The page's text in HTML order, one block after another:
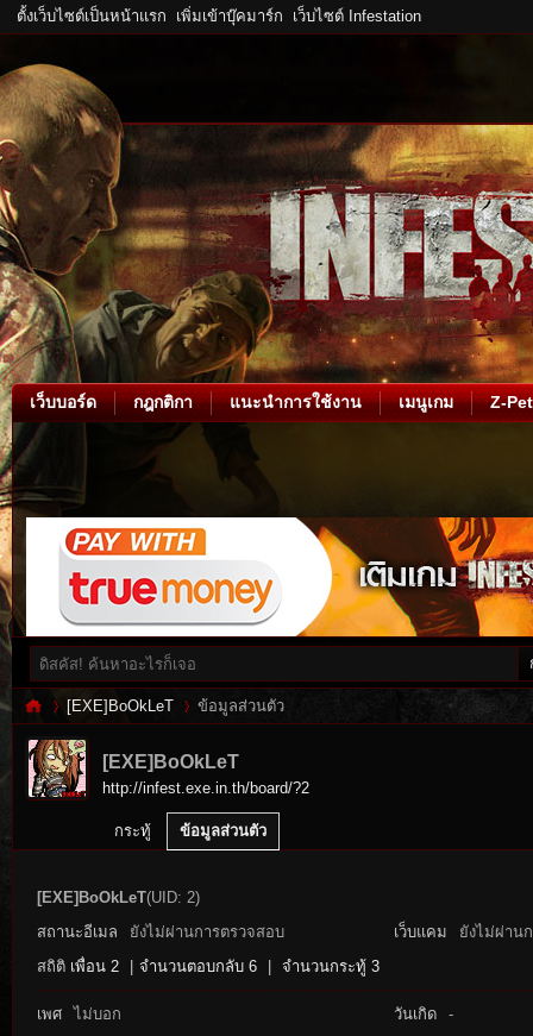
ตั้งเว็บไซต์เป็นหน้าแรก เพิ่มเข้าบุ๊คมาร์ก เว็บไซต์ Infestation
เว็บบอร์ด กฎกติกา แนะนำการใช้งาน เมนูเกม Z-Pet
[EXE]BoOkLeT ข้อมูลส่วนตัว
[EXE]BoOkLeT
http://infest.exe.in.th/board/?2
กระทู้ ข้อมูลส่วนตัว
[EXE]BoOkLeT(UID: 2)
สถานะอีเมล
ยังไม่ผ่านการตรวจสอบ เว็บแคม
ยังไม่ผ่าน
สถิติ เพื่อน 2 จำนวนตอบกลับ 6 จำนวนกระทู้ 3
เพศ ไม่บอก วันเกิด -